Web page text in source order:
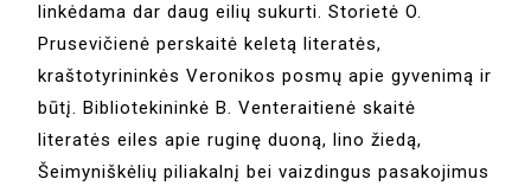
linkėdama dar daug eilių sukurti. Storietė O.
Prusevičienė perskaitė keletą literatės,
kraštotyrininkės Veronikos posmų apie gyvenimą ir
būtį. Bibliotekininkė B. Venteraitienė skaitė
literatės eiles apie ruginę duoną, lino žiedą,
Šeimyniškėlių piliakalnį bei vaizdingus pasakojimus